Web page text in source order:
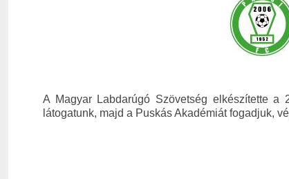
A Magyar Labdarúgó Szövetség elkészítette a
látogatunk, majd a Puskás Akadémiát fogadjuk,